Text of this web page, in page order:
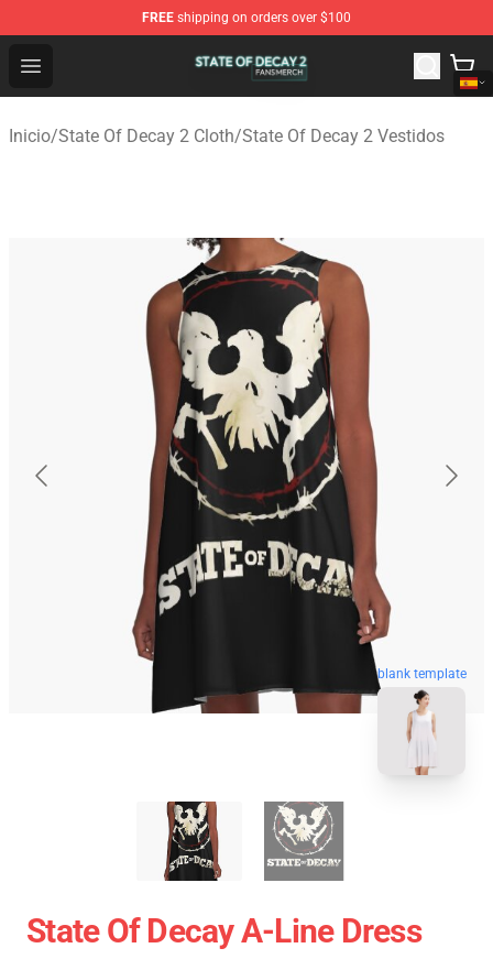
FREE shipping on orders over $100
Open menu
State Of Decay 2 Shop - Official State Of Decay 2
Inicio/State Of Decay 2 Cloth/State Of Decay 2 Vestidos
blank template
State Of Decay A-Line Dress